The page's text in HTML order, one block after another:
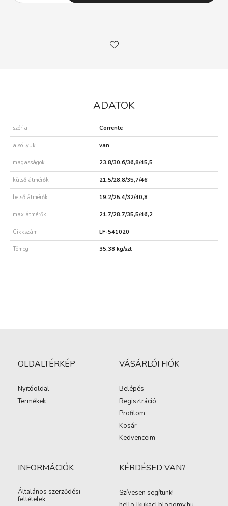
ADATOK
széria Corrente
alsó lyuk van
magasságok 23,8/30,6/36,8/45,5
külső átmérők 21,5/28,8/35,7/46
belső átmérők 19,2/25,4/32/40,8
max átmérők 21,7/28,7/35,5/46,2
Cikkszám LF-541020
Tömeg 35,38 kg/szt
OLDALTÉRKÉP
Nyitóoldal
Termékek
VÁSÁRLÓI FIÓK
Belépés
Regisztráció
Profilom
Kosár
Kedvenceim
INFORMÁCIÓK
Általános szerződési
feltételek
KÉRDÉSED VAN?
Szívesen segítünk!